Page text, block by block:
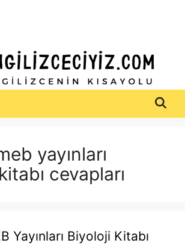
yayınları
cevapları
Yayınları Biyoloji Kitabı